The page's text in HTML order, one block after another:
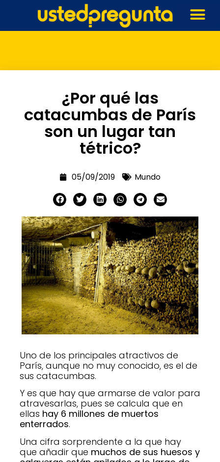
¿Por qué las
catacumbas de París
son un lugar tan
tétrico?
05/09/2019 Mundo
Uno de los principales atractivos de
París, aunque no muy conocido, es el de
sus catacumbas.
Y es que hay que armarse de valor para
atravesarlas, pues se calcula que en
ellas hay 6 millones de muertos
enterrados.
Una cifra sorprendente a la que hay
que añadir que muchos de sus huesos y